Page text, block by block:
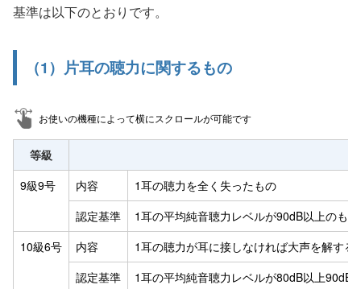
基準は以下のとおりです。
（1）片耳の聴力に関するもの
お使いの機種によって横にスクロールが可能です
等級
9級9号
内容
1耳の聴力を全く失ったもの
認定基準
1耳の平均純音聴力レベルが90dB以上のもの
10級6号
内容
1耳の聴力が耳に接しなければ大声を解す
認定基準
1耳の平均純音聴力レベルが80dB以上90dB